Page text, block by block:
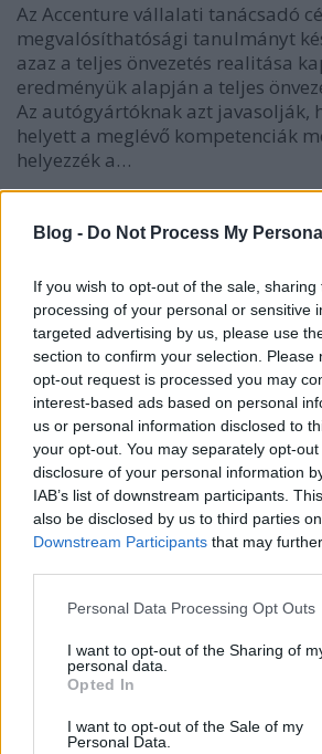
Blog - Do Not Process My
If you wish to opt-out of the sale,
processing of your personal or sensitive
targeted advertising by us, please use
section to confirm your selection. Please
opt-out request is processed you may
interest-based ads based on personal
us or personal information disclosed to
your opt-out. You may separately opt-
disclosure of your personal information
IAB’s list of downstream participants.
also be disclosed by us to third parties
Downstream Participants that may
Please note that this website/app uses
not limited to your visit or usage
grant or deny consent to Google and its
use your data for below specified
consent section.
Personal Data Processing Opt Outs
I want to opt-out of the Sharing of
personal data.
Opted In
I want to opt-out of the Sale of my
Personal Data.
Az Accenture vállalati tanácsadó
megvalósíthatósági tanulmányt
azaz a teljes önvezetés realitása
eredményük alapján a teljes
Az autógyártóknak azt javasolják,
helyett a meglévő kompetenciák
helyezzék a…
A vezetéstámogató
csökken a vezetők
autóban
Várkonyi Gábor Autóblog
Az MIT (Massachusetts Institute